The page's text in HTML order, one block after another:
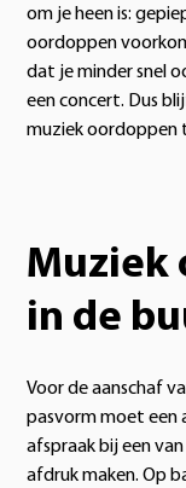
om je heen is:
oordoppen
dat je minder snel
een concert. Dus
muziek oordoppen
Muziek
in de
Voor de aanschaf
pasvorm moet een
afspraak bij een
afdruk maken. Op